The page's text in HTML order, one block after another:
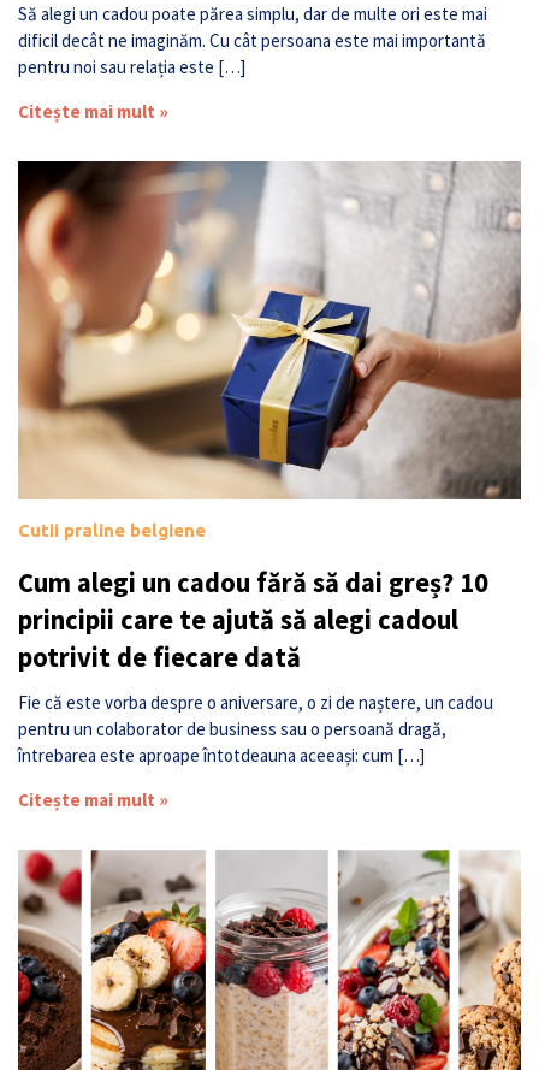
Să alegi un cadou poate părea simplu, dar de multe ori este mai
dificil decât ne imaginăm. Cu cât persoana este mai importantă
pentru noi sau relația este […]
Citește mai mult »
Cutii praline belgiene
Cum alegi un cadou fără să dai greș? 10
principii care te ajută să alegi cadoul
potrivit de fiecare dată
Fie că este vorba despre o aniversare, o zi de naștere, un cadou
pentru un colaborator de business sau o persoană dragă,
întrebarea este aproape întotdeauna aceeași: cum […]
Citește mai mult »